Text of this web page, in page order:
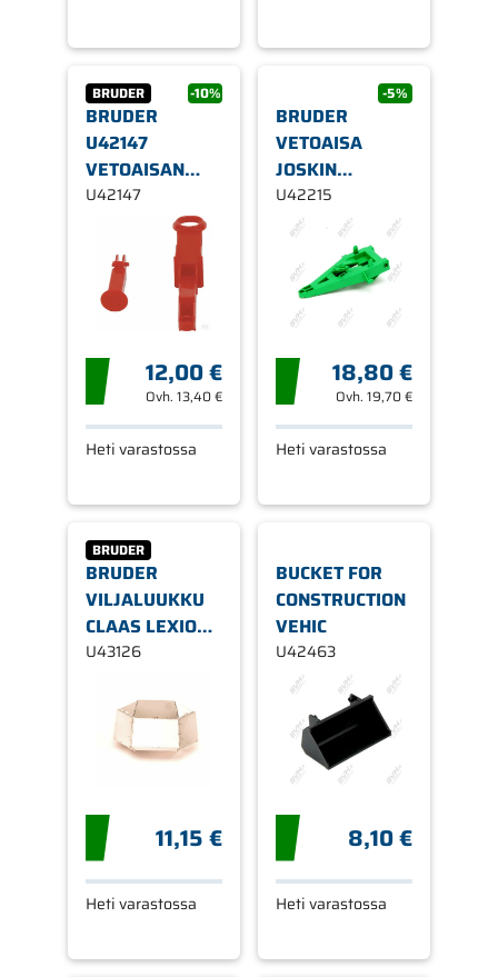
BRUDER -10%
BRUDER
U42147
VETOAISAN
TUKIJALKA
GRIMME.SE75
U42147
12,00 €
Ovh. 13,40 €
Heti varastossa
-5%
BRUDER
VETOAISA
JOSKIN
PERÄVAUNUUN
U42215
18,80 €
Ovh.19,70 €
Heti varastossa
BRUDER
BRUDER
VILJALUUKKU
CLAAS LEXION
PUIMURIIN
U43126
11,15 €
Heti varastossa
BUCKET FOR
CONSTRUCTION
VEHIC
U42463
8,10 €
Heti varastossa